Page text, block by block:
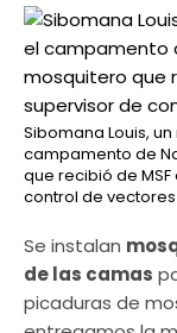
Sibomana Louis,
campamento de
que recibió de
control de vectores
Se instalan
de las camas
picaduras de